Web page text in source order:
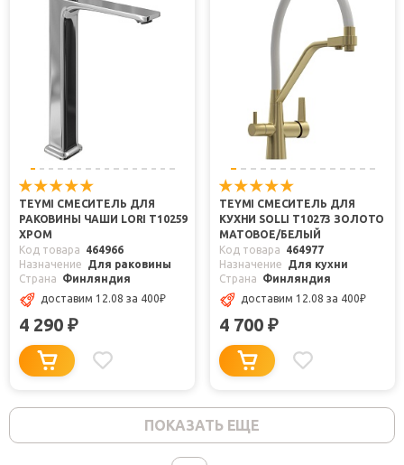
TEYMI СМЕСИТЕЛЬ ДЛЯ
РАКОВИНЫ ЧАШИ LORI T10259
ХРОМ
Код товара
464966
Назначение
Для раковины
Страна
Финляндия
доставим 12.08 за 400₽
4 290 ₽
TEYMI СМЕСИТЕЛЬ ДЛЯ
КУХНИ SOLLI T10273 ЗОЛОТО
МАТОВОЕ/БЕЛЫЙ
Код товара
464977
Назначение
Для кухни
Страна
Финляндия
доставим 12.08 за 400₽
4 700 ₽
ПОКАЗАТЬ ЕЩЕ